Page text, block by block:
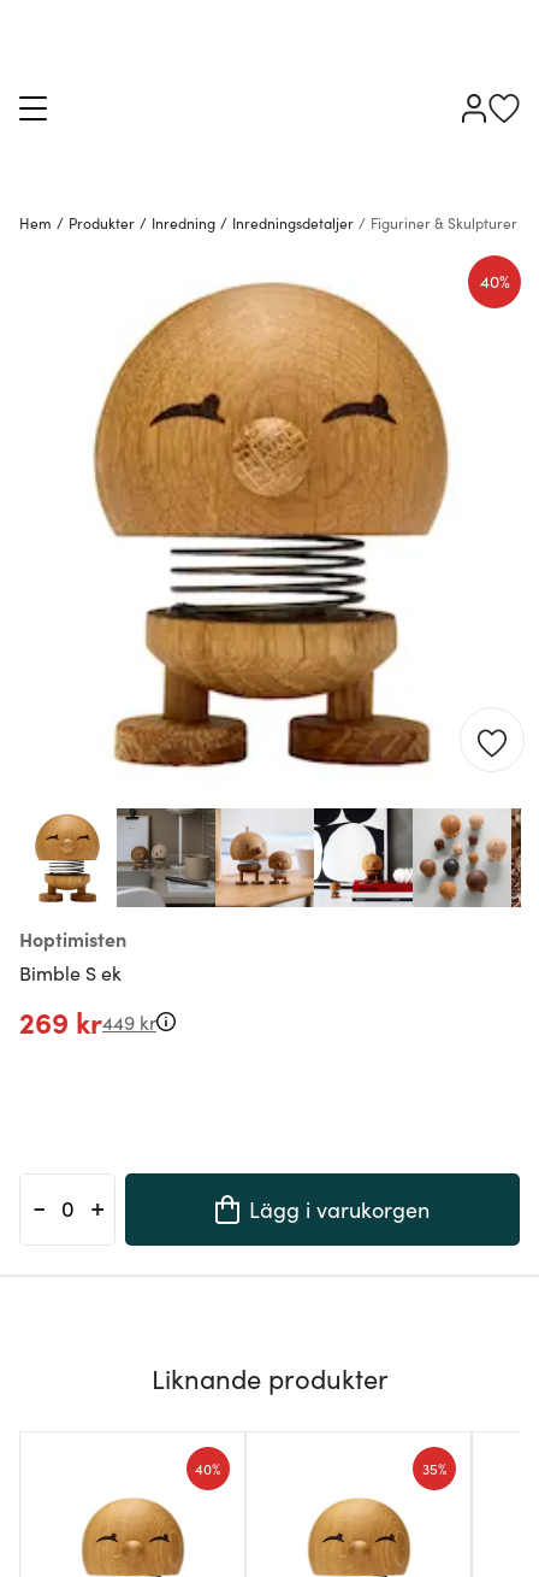
Hem / Produkter / Inredning / Inredningsdetaljer / Figuriner & Skulpturer
Hoptimisten
Bimble S ek
40%
269 kr449 kr
- + Lägg i varukorgen
Liknande produkter
40% 35%